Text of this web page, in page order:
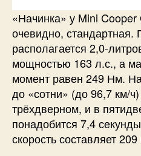
«Начинка» у Mini
очевидно, стандартная.
располагается 2,0-
мощностью 163 л.с., а
момент равен 249 Нм.
до «сотни» (до 96,7 км/ч)
трёхдверном, и в
понадобится 7,4
скорость составляет 209